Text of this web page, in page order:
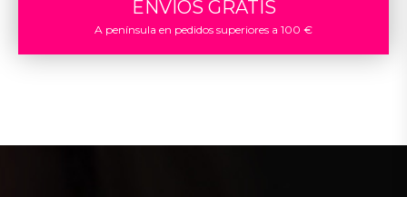
ENVÍOS GRATIS
A península en pedidos superiores a 100 €